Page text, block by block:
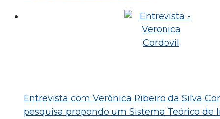
Entrevista com Verônica Ribeiro da Silva
pesquisa propondo um Sistema Teórico de